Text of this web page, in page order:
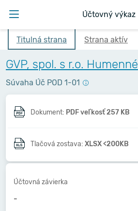
Účtovný výkaz
Titulná strana Strana aktív
GVP, spol. s r.o. Humenné
Súvaha Úč POD 1-01
Dokument: PDF veľkosť 257 KB
Tlačová zostava: XLSX <200KB
Účtovná závierka
-